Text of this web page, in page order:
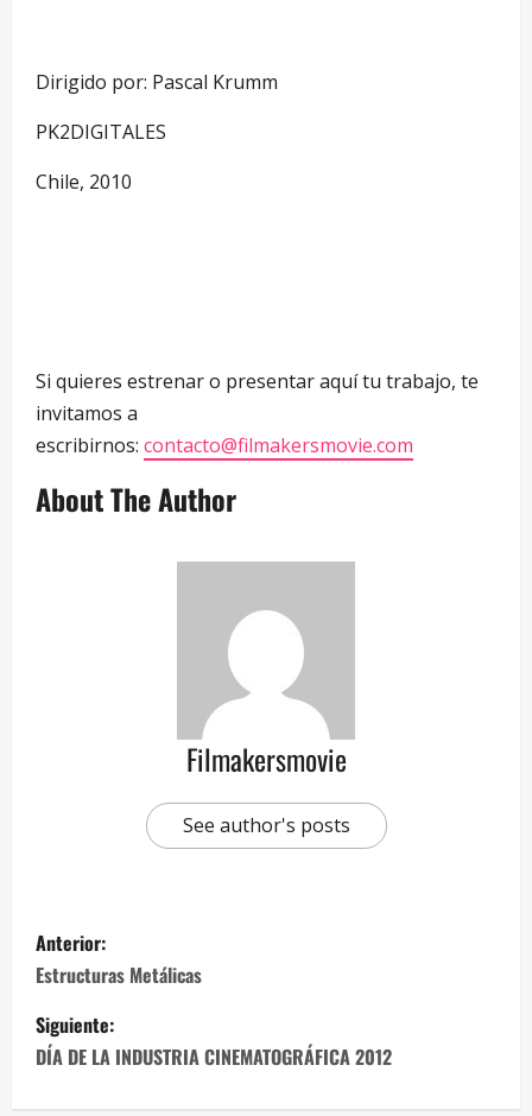
Dirigido por: Pascal Krumm
PK2DIGITALES
Chile, 2010
Si quieres estrenar o presentar aquí tu trabajo, te
invitamos a
escribirnos: contacto@filmakersmovie.com
About The Author
Filmakersmovie
See author's posts
Anterior:
Estructuras Metálicas
Siguiente:
DÍA DE LA INDUSTRIA CINEMATOGRÁFICA 2012